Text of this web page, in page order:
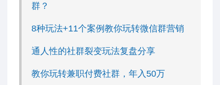
群？
8种玩法+11个案例教你玩转微信群营销
通人性的社群裂变玩法复盘分享
教你玩转兼职付费社群，年入50万